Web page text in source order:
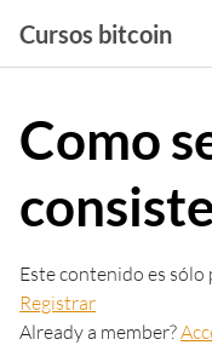
contenido
Cursos bitcoin
Como
Este contenido es
Registrar
Already a member?